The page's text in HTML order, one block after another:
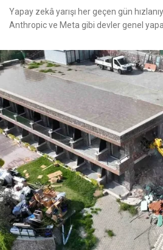
Yapay zekâ yarışı her geçen gün
Anthropic ve Meta gibi devler genel